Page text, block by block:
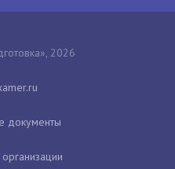
2026
документы